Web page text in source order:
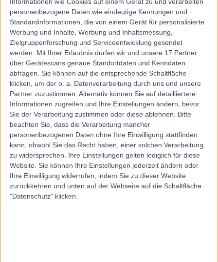
personenbezogene Daten wie eindeutige Kennungen und
Standardinformationen, die von einem Gerät für personalisierte
Werbung und Inhalte, Werbung und Inhaltsmessung,
Zielgruppenforschung und Serviceentwicklung gesendet
werden.
Mit Ihrer Erlaubnis dürfen wir und unsere 17 Partner
über Gerätescans genaue Standortdaten und Kenndaten
abfragen. Sie können auf die entsprechende Schaltfläche
klicken, um der o. a. Datenverarbeitung durch uns und unsere
Partner zuzustimmen. Alternativ können Sie auf detailliertere
Informationen zugreifen und Ihre Einstellungen ändern, bevor
Sie der Verarbeitung zustimmen oder diese ablehnen.
Bitte
beachten Sie, dass die Verarbeitung mancher
personenbezogenen Daten ohne Ihre Einwilligung stattfinden
kann, obwohl Sie das Recht haben, einer solchen Verarbeitung
zu widersprechen. Ihre Einstellungen gelten lediglich für diese
Website. Sie können Ihre Einstellungen jederzeit ändern oder
Ihre Einwilligung widerrufen, indem Sie zu dieser Website
zurückkehren und unten auf der Webseite auf die Schaltfläche
"Datenschutz" klicken.
Reisemedizinische Beratung(29) +3
Kontakt